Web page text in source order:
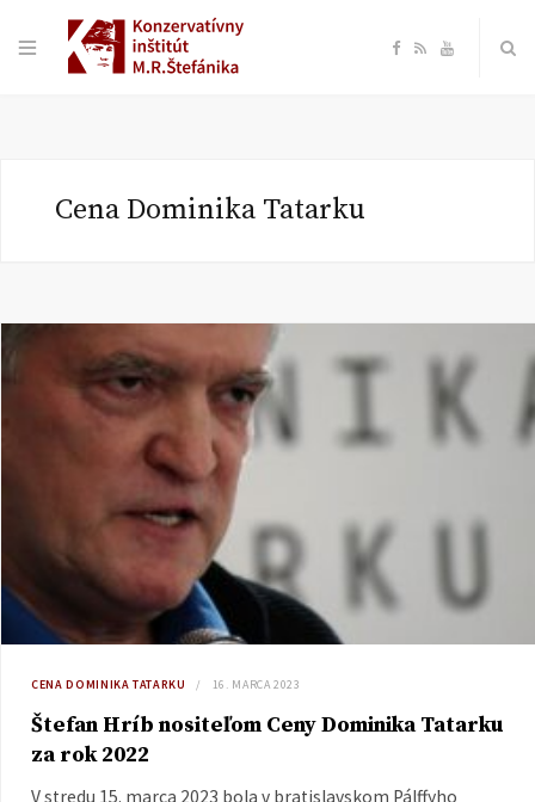
F R Y
Cena Dominika Tatarku
CENA DOMINIKA TATARKU 16. MARCA 2023
Štefan Hríb nositeľom Ceny Dominika Tatarku
za rok 2022
V stredu 15. marca 2023 bola v bratislavskom Pálffyho